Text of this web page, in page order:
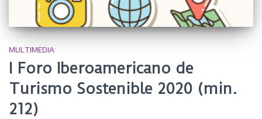
MULTIMEDIA
I Foro Iberoamericano de
Turismo Sostenible 2020 (min.
212)